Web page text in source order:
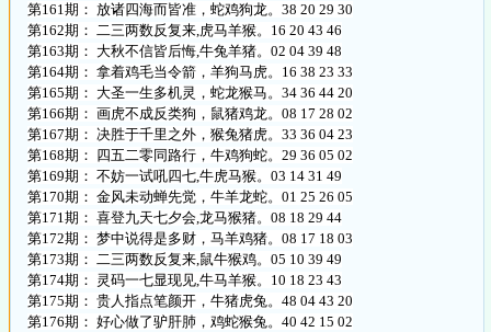
第161期： 放诸四海而皆准，蛇鸡狗龙。38 20 29 30
第162期： 二三两数反复来,虎马羊猴。16 20 43 46
第163期： 大秋不信皆后悔,牛兔羊猪。02 04 39 48
第164期： 拿着鸡毛当令箭，羊狗马虎。16 38 23 33
第165期： 大圣一生多机灵，蛇龙猴马。34 36 44 20
第166期： 画虎不成反类狗，鼠猪鸡龙。08 17 28 02
第167期： 决胜于千里之外，猴兔猪虎。33 36 04 23
第168期： 四五二零同路行，牛鸡狗蛇。29 36 05 02
第169期： 不妨一试吼四七,牛虎马猴。03 14 31 49
第170期： 金风未动蝉先觉，牛羊龙蛇。01 25 26 05
第171期： 喜登九天七夕会,龙马猴猪。08 18 29 44
第172期： 梦中说得是多财，马羊鸡猪。08 17 18 03
第173期： 二三两数反复来,鼠牛猴鸡。05 10 39 49
第174期： 灵码一七显现见,牛马羊猴。10 18 23 43
第175期： 贵人指点笔颜开，牛猪虎兔。48 04 43 20
第176期： 好心做了驴肝肺，鸡蛇猴兔。40 42 15 02